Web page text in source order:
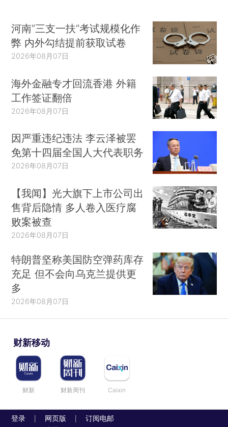
河南“三支一扶”考试规模化作
弊 内外勾结提前获取试卷
2026年08月07日
海外金融专才回流香港 外籍
工作签证翻倍
2026年08月07日
因严重违纪违法 李云泽被罢
免第十四届全国人大代表职务
2026年08月07日
【我闻】光大旗下上市公司出
售背后隐情 多人卷入医疗腐
败案被查
2026年08月07日
特朗普坚称美国防空弹药库存
充足 但不会向乌克兰提供更
多
2026年08月07日
财新移动
财新 财新周刊 Caixin
登录 网页版 订阅电邮